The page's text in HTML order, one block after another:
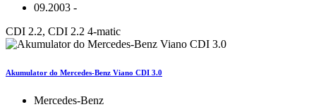
09.2003 -
CDI 2.2, CDI 2.2 4-matic
Akumulator do Mercedes-Benz Viano CDI 3.0
Mercedes-Benz